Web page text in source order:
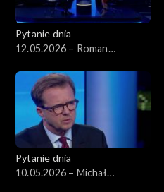
Pytanie dnia
12.05.2026 – Roman
Pytanie dnia
10.05.2026 – Michał